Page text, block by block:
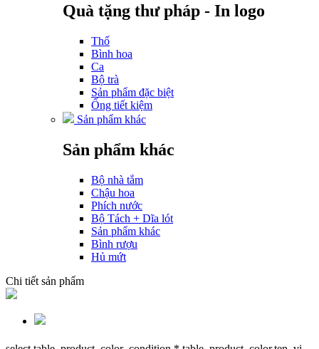
Quà tặng thư pháp - In logo
Thố
Bình hoa
Ca
Bộ trà
Sản phẩm đặc biệt
Ống tiết kiệm
Sản phẩm khác
Sản phẩm khác
Bộ nhà tắm
Chậu hoa
Phích nước
Bộ Tách + Dĩa lót
Sản phẩm khác
Bình rượu
Hủ mứt
Chi tiết sản phẩm